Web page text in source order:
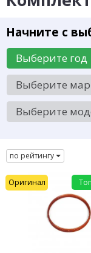
Начните с
Выберите год
Выберите
Выберите
по рейтингу
Оригинал